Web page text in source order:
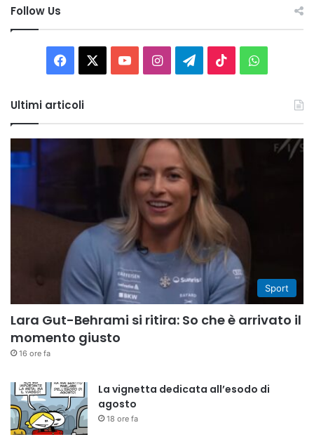
Follow Us
Facebook You InstagramTelegram
TikTok
Ultimi articoli
Sport
Lara Gut-Behrami si ritira: So che è arrivato il
momento giusto
16 ore fa
La vignetta dedicata all’esodo di
agosto
18 ore fa